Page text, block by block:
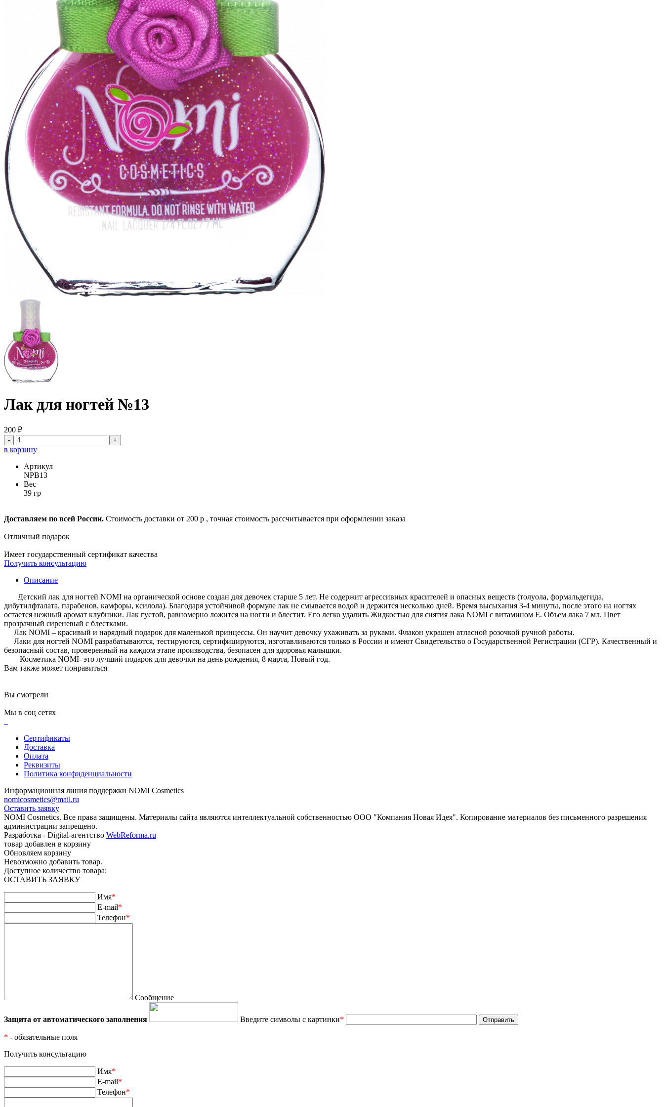
Лак для ногтей №13
200 ₽
- +
в корзину
Артикул
NPB13
Вес
39 гр
Доставляем по всей России. Стоимость доставки от 200 р , точная стоимость рассчитывается при оформлении заказа
Отличный подарок
Имеет государственный сертификат качества
Получить консультацию
Описание
Детский лак для ногтей NOMI на органической основе создан для девочек старше 5 лет. Не содержит агрессивных красителей и опасных веществ (толуола, формальдегида,
дибутилфталата, парабенов, камфоры, ксилола). Благодаря устойчивой формуле лак не смывается водой и держится несколько дней. Время высыхания 3-4 минуты, после этого на ногтях
остается нежный аромат клубники. Лак густой, равномерно ложится на ногти и блестит. Его легко удалить Жидкостью для снятия лака NOMI c витамином Е. Объем лака 7 мл. Цвет
прозрачный сиреневый с блестками.
Лак NOMI – красивый и нарядный подарок для маленькой принцессы. Он научит девочку ухаживать за руками. Флакон украшен атласной розочкой ручной работы.
Лаки для ногтей NOMI разрабатываются, тестируются, сертифицируются, изготавливаются только в России и имеют Свидетельство о Государственной Регистрации (СГР). Качественный и
безопасный состав, проверенный на каждом этапе производства, безопасен для здоровья малышки.
Косметика NOMI- это лучший подарок для девочки на день рождения, 8 марта, Новый год.
Вам также может понравиться
Вы смотрели
Мы в соц сетях
Сертификаты
Доставка
Оплата
Реквизиты
Политика конфиденциальности
Информационная линия поддержки NOMI Сosmetics
nomicosmetics@mail.ru
Оставить заявку
NOMI Сosmetics. Все права защищены. Материалы сайта являются интеллектуальной собственностью ООО "Компания Новая Идея". Копирование материалов без письменного разрешения
администрации запрещено.
Разработка - Digital-агентство WebReforma.ru
товар добавлен в корзину
Обновляем корзину
Невозможно добавить товар.
Доступное количество товара:
ОСТАВИТЬ ЗАЯВКУ
Имя*
E-mail*
Телефон*
Сообщение
Защита от автоматического заполнения Введите символы с картинки*
* - обязательные поля
Получить консультацию
Имя*
E-mail*
Телефон*